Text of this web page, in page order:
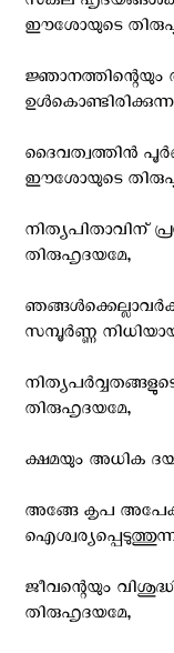
ഈശോയുടെ
ജ്ഞാനത്തിന്റെയും
ദൈവത്വത്തിന്‍
ഈശോയുടെ
നിത്യപിതാവിന്
തിരുഹൃദയമേ,
സമ്പൂര്‍ണ്ണ
തിരുഹൃദയമേ,
ക്ഷമയും അധിക
അങ്ങേ കൃപ
ജീവന്റെയും
തിരുഹൃദയമേ,